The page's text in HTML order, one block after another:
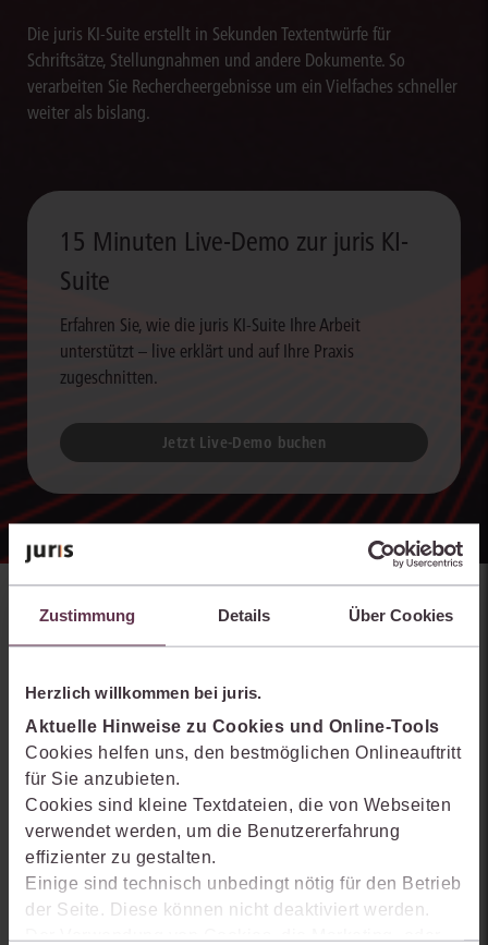
Zustimmung Details Über Cookies
Herzlich willkommen bei juris.
Aktuelle Hinweise zu Cookies und Online-Tools
Cookies helfen uns, den bestmöglichen Onlineauftritt
für Sie anzubieten.
Cookies sind kleine Textdateien, die von Webseiten
verwendet werden, um die Benutzererfahrung
effizienter zu gestalten.
Einige sind technisch unbedingt nötig für den Betrieb
der Seite. Diese können nicht deaktiviert werden.
Der Verwendung von Cookies, die Marketing- oder
Die juris KI-Suite erstellt in Sekunden Textentwürfe für
Schriftsätze, Stellungnahmen und andere Dokumente. So
verarbeiten Sie Rechercheergebnisse um ein Vielfaches schneller
weiter als bislang.
15 Minuten Live-Demo zur juris KI-
Suite
Erfahren Sie, wie die juris KI-Suite Ihre Arbeit
unterstützt – live erklärt und auf Ihre Praxis
zugeschnitten.
Jetzt Live-Demo buchen
Weitere interessante Produkte